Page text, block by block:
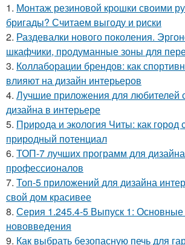
1. Монтаж резиновой крошки своими
бригады? Считаем выгоду и риски
2. Раздевалки нового поколения.
шкафчики, продуманные зоны для
3. Коллаборации брендов: как
влияют на дизайн интерьеров
4. Лучшие приложения для любителей
дизайна в интерьере
5. Природа и экология Читы: как город
природный потенциал
6. ТОП-7 лучших программ для
профессионалов
7. Топ-5 приложений для дизайна
свой дом красивее
8. Серия 1.245.4-5 Выпуск 1:
нововведения
9. Как выбрать безопасную печь для